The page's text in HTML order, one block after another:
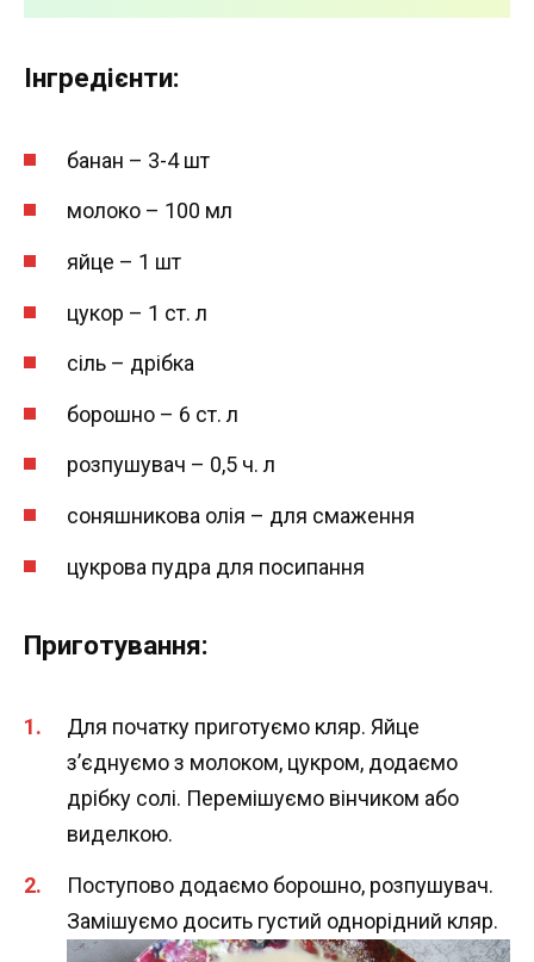
Інгредієнти:
банан – 3-4 шт
молоко – 100 мл
яйце – 1 шт
цукор – 1 ст. л
сіль – дрібка
борошно – 6 ст. л
розпушувач – 0,5 ч. л
соняшникова олія – для смаження
цукрова пудра для посипання
Приготування:
Для початку приготуємо кляр. Яйце
з’єднуємо з молоком, цукром, додаємо
дрібку солі. Перемішуємо вінчиком або
виделкою.
Поступово додаємо борошно, розпушувач.
Замішуємо досить густий однорідний кляр.